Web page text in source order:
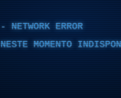
ERROR
MOMENTO